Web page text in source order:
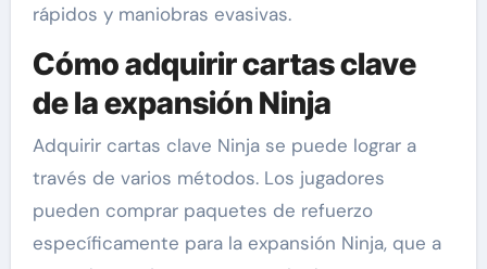
rápidos y maniobras evasivas.
Cómo adquirir cartas clave
de la expansión Ninja
Adquirir cartas clave Ninja se puede lograr a
través de varios métodos. Los jugadores
pueden comprar paquetes de refuerzo
específicamente para la expansión Ninja, que a